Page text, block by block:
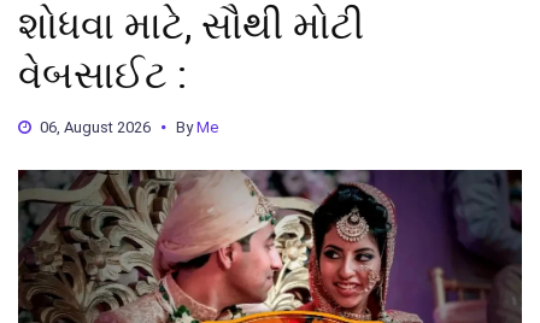
શોધવા માટે, સૌથી મોટી
વેબસાઈટ :
06, August 2026 ByMe